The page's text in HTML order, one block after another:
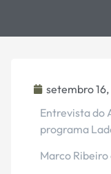
setembro
Entrevista do
programa
Marco Ribeiro